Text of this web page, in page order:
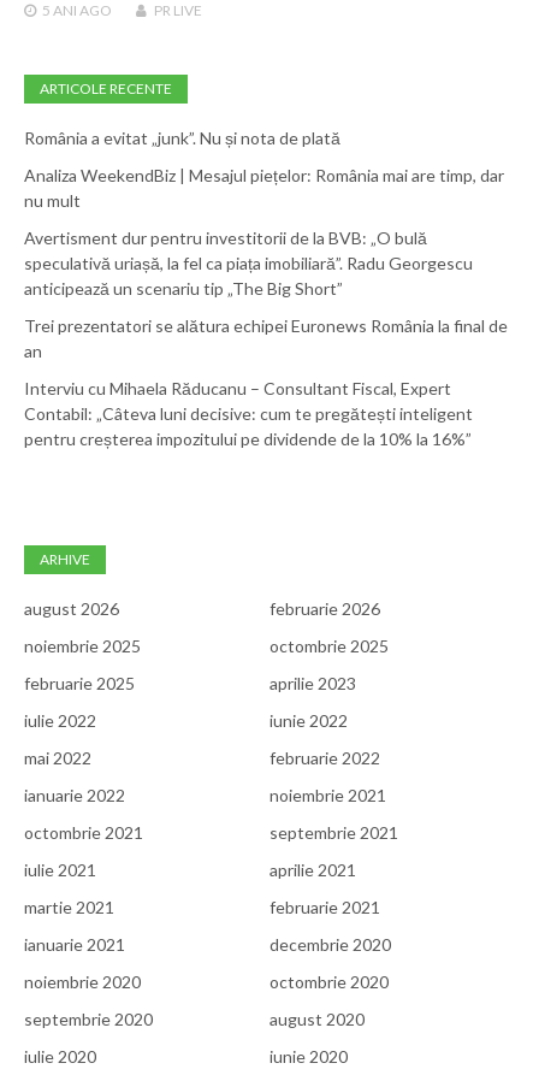
5 ANI AGO PR LIVE
ARTICOLE RECENTE
România a evitat „junk”. Nu și nota de plată
Analiza WeekendBiz | Mesajul piețelor: România mai are timp, dar
nu mult
Avertisment dur pentru investitorii de la BVB: „O bulă
speculativă uriașă, la fel ca piața imobiliară”. Radu Georgescu
anticipează un scenariu tip „The Big Short”
Trei prezentatori se alătura echipei Euronews România la final de
an
Interviu cu Mihaela Răducanu – Consultant Fiscal, Expert
Contabil: „Câteva luni decisive: cum te pregătești inteligent
pentru creșterea impozitului pe dividende de la 10% la 16%”
ARHIVE
august 2026
februarie 2026
noiembrie 2025
octombrie 2025
februarie 2025
aprilie 2023
iulie 2022
iunie 2022
mai 2022
februarie 2022
ianuarie 2022
noiembrie 2021
octombrie 2021
septembrie 2021
iulie 2021
aprilie 2021
martie 2021
februarie 2021
ianuarie 2021
decembrie 2020
noiembrie 2020
octombrie 2020
septembrie 2020
august 2020
iulie 2020
iunie 2020